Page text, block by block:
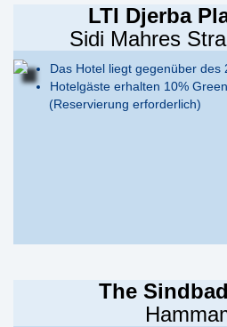
LTI Djerba
Sidi Mahres
Das Hotel liegt gegenüber des
Hotelgäste erhalten 10%
(Reservierung erforderlich)
The Sindbad